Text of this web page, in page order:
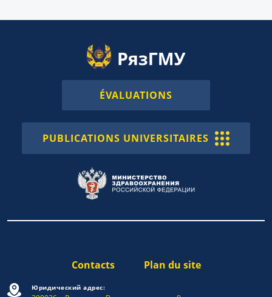
ÉVALUATIONS
PUBLICATIONS UNIVERSITAIRES
Contacts Plan du site
Юридический адрес: